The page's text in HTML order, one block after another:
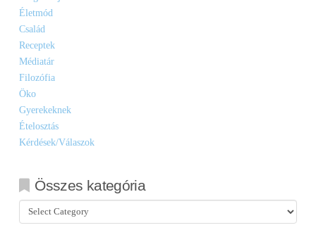
Életmód
Család
Receptek
Médiatár
Filozófia
Öko
Gyerekeknek
Ételosztás
Kérdések/Válaszok
Összes kategória
Összes
kategória